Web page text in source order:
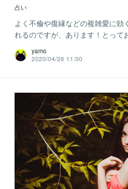
占い
よく不倫や復縁などの複雑愛に
れるのですが、あります！とって
yamo
2020/04/26 11:00